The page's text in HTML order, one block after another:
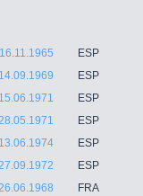
16.11.1965
ESP
14.09.1969
ESP
15.06.1971
ESP
ESP
13.06.1974
ESP
ESP
FRA